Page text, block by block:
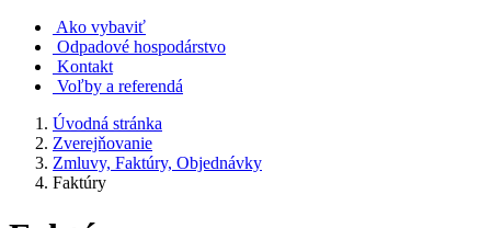
Ako vybaviť
Odpadové hospodárstvo
Kontakt
Voľby a referendá
Úvodná stránka
Zverejňovanie
Zmluvy, Faktúry, Objednávky
Faktúry